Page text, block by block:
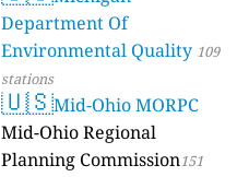
Department Of
Environmental Quality 109
stations
🇺🇸Mid-Ohio MORPC
Mid-Ohio Regional
Planning Commission151